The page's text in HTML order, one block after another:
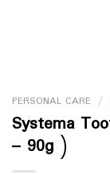
PERSONAL CARE /
Systema
– 90g )